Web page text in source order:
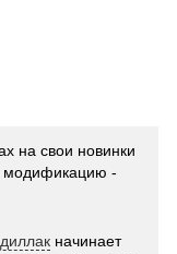
на свои новинки
модификацию -
начинает